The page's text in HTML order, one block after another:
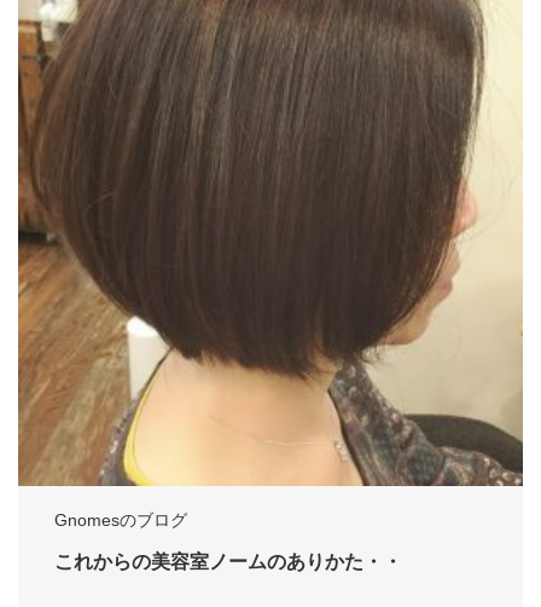
Gnomesのブログ
これからの美容室ノームのありかた・・